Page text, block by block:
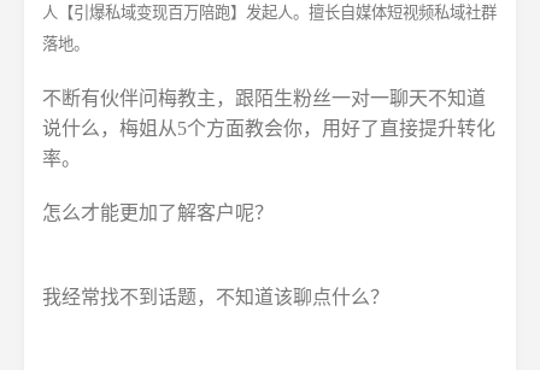
人【引爆私域变现百万陪跑】发起人。擅长自媒体短视频私域社群
落地。
不断有伙伴问梅教主，跟陌生粉丝一对一聊天不知道
说什么，梅姐从5个方面教会你，用好了直接提升转化
率。
怎么才能更加了解客户呢？
我经常找不到话题，不知道该聊点什么？